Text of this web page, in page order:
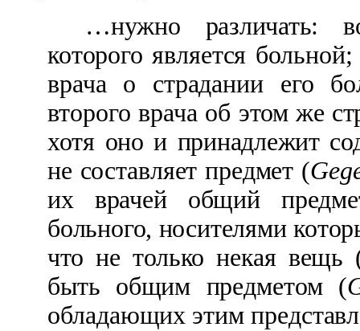
…нужно различать:
которого является
врача о страдании его
второго врача об этом же
хотя оно и принадлежит
не составляет предмет (
их врачей общий
больного, носителями
что не только некая вещь
быть общим предметом (
обладающих этим